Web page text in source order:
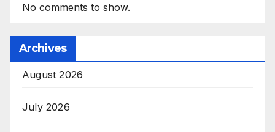
No comments to show.
Archives
August 2026
July 2026